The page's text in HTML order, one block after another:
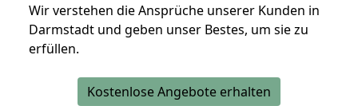
Wir verstehen die Ansprüche unserer Kunden in
Darmstadt und geben unser Bestes, um sie zu
erfüllen.
Kostenlose Angebote erhalten